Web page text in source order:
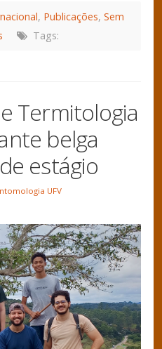
, Publicações, Sem
Tags:
Termitologia
belga
estágio
UFV